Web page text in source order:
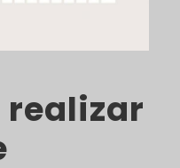
realizar